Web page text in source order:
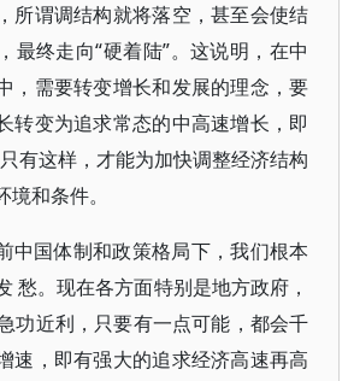
所谓调结构就将落空，甚至会使结
最终走向“硬着陆”。这说明，在中
，需要转变增长和发展的理念，要
转变为追求常态的中高速增长，即
有这样，才能为加快调整经济结构
和条件。
中国体制和政策格局下，我们根本
愁。现在各方面特别是地方政府，
功近利，只要有一点可能，都会千
速，即有强大的追求经济高速再高